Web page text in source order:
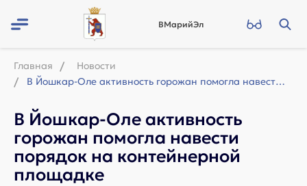
ВМарийЭл
Главная
Новости
В Йошкар-Оле активность горожан помогла навести порядок на контейнерной площадке
В Йошкар-Оле активность
горожан помогла навести
порядок на контейнерной
площадке